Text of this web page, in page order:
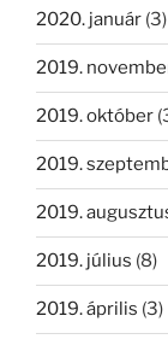
2020. január (3)
2019.
2019. október
2019.
2019.
2019. július (8)
2019. április (3)